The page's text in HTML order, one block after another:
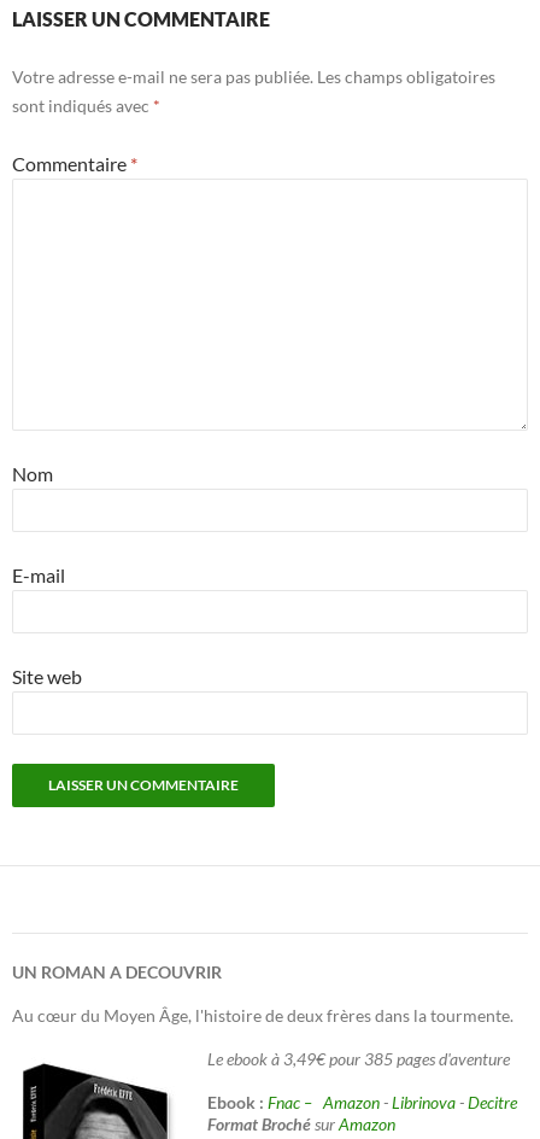
LAISSER UN COMMENTAIRE
Votre adresse e-mail ne sera pas publiée. Les champs obligatoires
sont indiqués avec *
Commentaire *
Nom
E-mail
Site web
UN ROMAN A DECOUVRIR
Au cœur du Moyen Âge, l'histoire de deux frères dans la tourmente.
Le ebook à 3,49€ pour 385 pages d'aventure
Ebook : Fnac – Amazon-Librinova-Decitre
Format BrochésurAmazon